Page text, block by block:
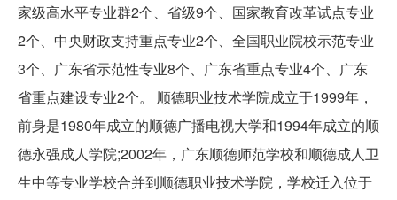
家级高水平专业群2个、省级9个、国家教育改革试点专业
2个、中央财政支持重点专业2个、全国职业院校示范专业
3个、广东省示范性专业8个、广东省重点专业4个、广东
省重点建设专业2个。 顺德职业技术学院成立于1999年，
前身是1980年成立的顺德广播电视大学和1994年成立的顺
德永强成人学院;2002年，广东顺德师范学校和顺德成人卫
生中等专业学校合并到顺德职业技术学院，学校迁入位于